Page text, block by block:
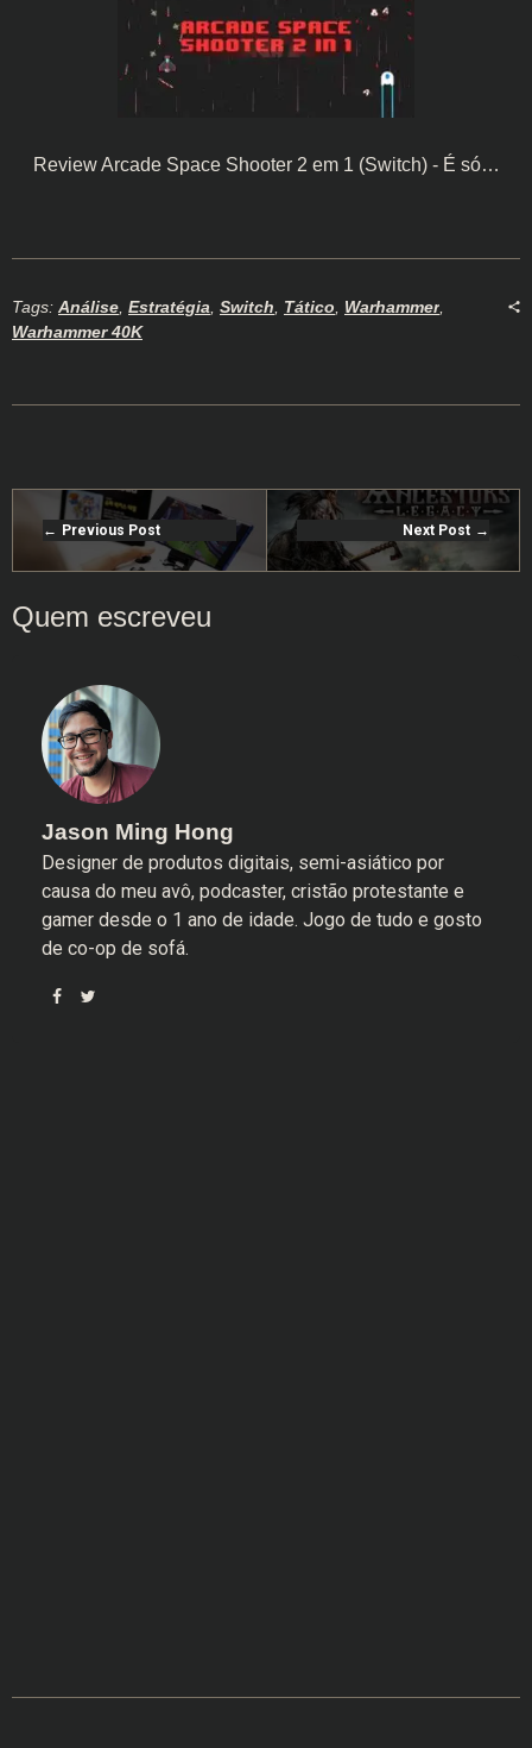
Review Arcade Space Shooter 2 em 1 (Switch) - É só…
Tags: Análise Estratégia Switch Tático Warhammer
Warhammer 40K
Previous Post Next Post
Jason Ming Hong
Designer de produtos digitais, semi-asiático por
causa do meu avô, podcaster, cristão protestante e
gamer desde o 1 ano de idade. Jogo de tudo e gosto
de co-op de sofá.